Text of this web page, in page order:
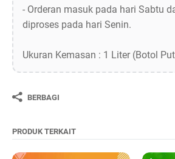
- Orderan masuk pada hari Sabtu
diproses pada hari Senin.
Ukuran Kemasan : 1 Liter (Botol
BERBAGI
PRODUK TERKAIT